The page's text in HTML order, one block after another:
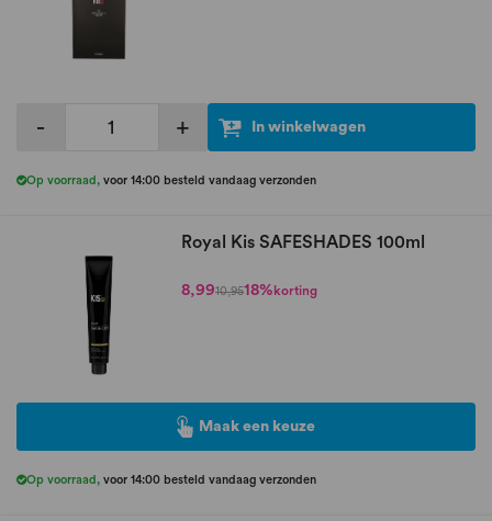
- + In winkelwagen
Op voorraad , voor 14:00 besteld vandaag verzonden
Royal Kis SAFESHADES 100ml
8,9910,9518% korting
Maak een keuze
Op voorraad , voor 14:00 besteld vandaag verzonden